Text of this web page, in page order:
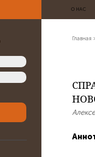
О НАС
Главная